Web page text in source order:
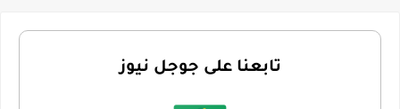
تابعنا على جوجل نيوز